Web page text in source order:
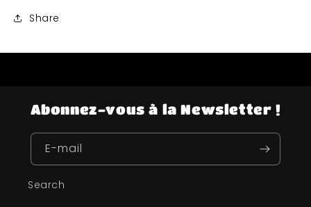
Share
Abonnez-vous à la Newsletter !
E-mail
Search